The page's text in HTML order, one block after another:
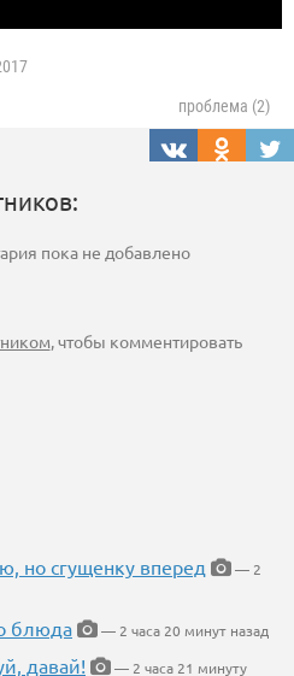
проблема (2)
пока не добавлено
, чтобы комментировать
но сгущенку вперед
— 2
блюда
— 2 часа 20 минут назад
давай!
— 2 часа 21 минуту